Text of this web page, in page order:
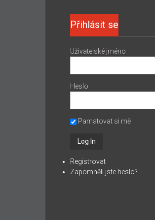
Přihlásit se
Uživatelské jméno
Heslo
Pamatovat si mě
Registrovat
Zapomněli jste heslo?